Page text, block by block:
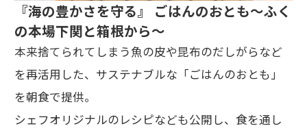
『海の豊かさを守る』 ごはんのおとも～ふく
の本場下関と箱根から～
本来捨てられてしまう魚の皮や昆布のだしがらなど
を再活用した、サステナブルな「ごはんのおとも」
を朝食で提供。
シェフオリジナルのレシピなども公開し、食を通し